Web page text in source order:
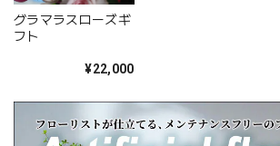
のご利用を心よりお待ちしており
びは本当にありがとうございまし
2025/02/07
グラマラスローズギ
フト
¥22,000